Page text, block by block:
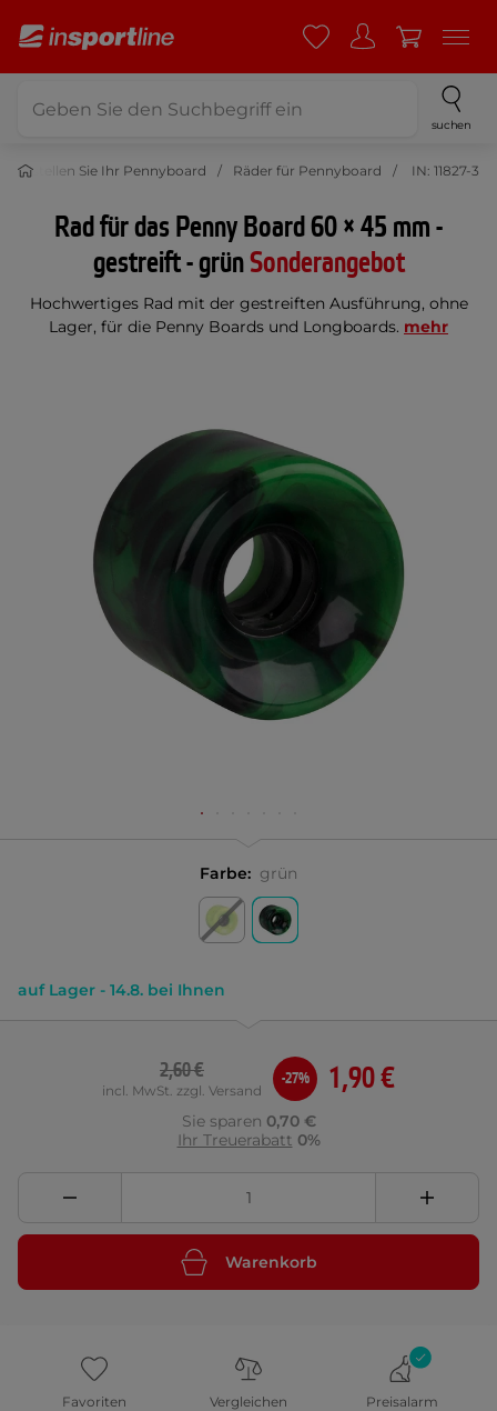
suchen
Erstellen Sie Ihr Pennyboard Räder für Pennyboard IN: 11827-3
Rad für das Penny Board 60 × 45 mm -
gestreift - grünSonderangebot
Hochwertiges Rad mit der gestreiften Ausführung, ohne
Lager, für die Penny Boards und Longboards. mehr
Farbe: grün
auf Lager - 14.8. bei Ihnen
1,90 €
2,60 €
incl. MwSt. zzgl. Versand
-27%
Sie sparen 0,70 €
Ihr Treuerabatt 0%
Warenkorb
Favoriten Vergleichen Preisalarm